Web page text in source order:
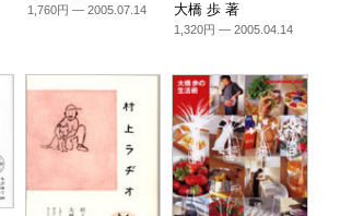
1,760円 — 2005.07.14
大橋 歩 著
1,320円 — 2005.04.14